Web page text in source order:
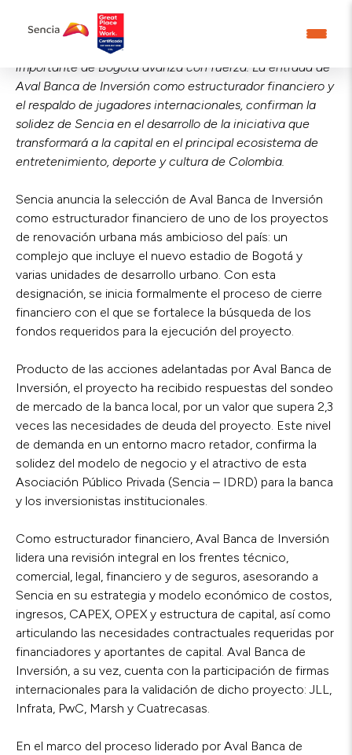
Uno de los proyectos de renovación urbana más
importante de Bogotá avanza con fuerza. La entrada de
Aval Banca de Inversión como estructurador financiero y
el respaldo de jugadores internacionales, confirman la
solidez de Sencia en el desarrollo de la iniciativa que
transformará a la capital en el principal ecosistema de
entretenimiento, deporte y cultura de Colombia.
Sencia anuncia la selección de Aval Banca de Inversión
como estructurador financiero de uno de los proyectos
de renovación urbana más ambicioso del país: un
complejo que incluye el nuevo estadio de Bogotá y
varias unidades de desarrollo urbano. Con esta
designación, se inicia formalmente el proceso de cierre
financiero con el que se fortalece la búsqueda de los
fondos requeridos para la ejecución del proyecto.
Producto de las acciones adelantadas por Aval Banca de
Inversión, el proyecto ha recibido respuestas del sondeo
de mercado de la banca local, por un valor que supera 2,3
veces las necesidades de deuda del proyecto. Este nivel
de demanda en un entorno macro retador, confirma la
solidez del modelo de negocio y el atractivo de esta
Asociación Público Privada (Sencia – IDRD) para la banca
y los inversionistas institucionales.
Como estructurador financiero, Aval Banca de Inversión
lidera una revisión integral en los frentes técnico,
comercial, legal, financiero y de seguros, asesorando a
Sencia en su estrategia y modelo económico de costos,
ingresos, CAPEX, OPEX y estructura de capital, así como
articulando las necesidades contractuales requeridas por
financiadores y aportantes de capital. Aval Banca de
Inversión, a su vez, cuenta con la participación de firmas
internacionales para la validación de dicho proyecto: JLL,
Infrata, PwC, Marsh y Cuatrecasas.
En el marco del proceso liderado por Aval Banca de